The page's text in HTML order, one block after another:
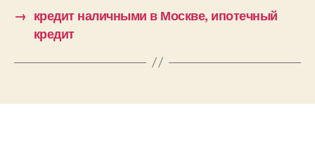
→ кредит наличными в Москве, ипотечный
кредит